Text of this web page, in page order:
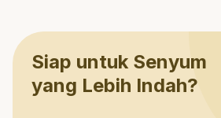
Siap untuk Senyum
yang Lebih Indah?